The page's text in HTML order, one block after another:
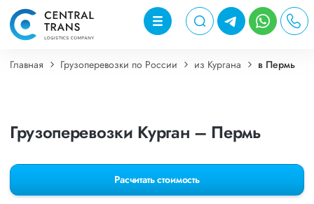
Главная Грузоперевозки по России из Кургана в Пермь
Грузоперевозки Курган – Пермь
Расчитать стоимость